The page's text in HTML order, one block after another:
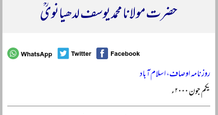
حضرت مولانا محمد یوسف لدھیانویؒ
روزنامہ اوصاف، اسلام آباد
یکم جون ۲۰۰۰ء